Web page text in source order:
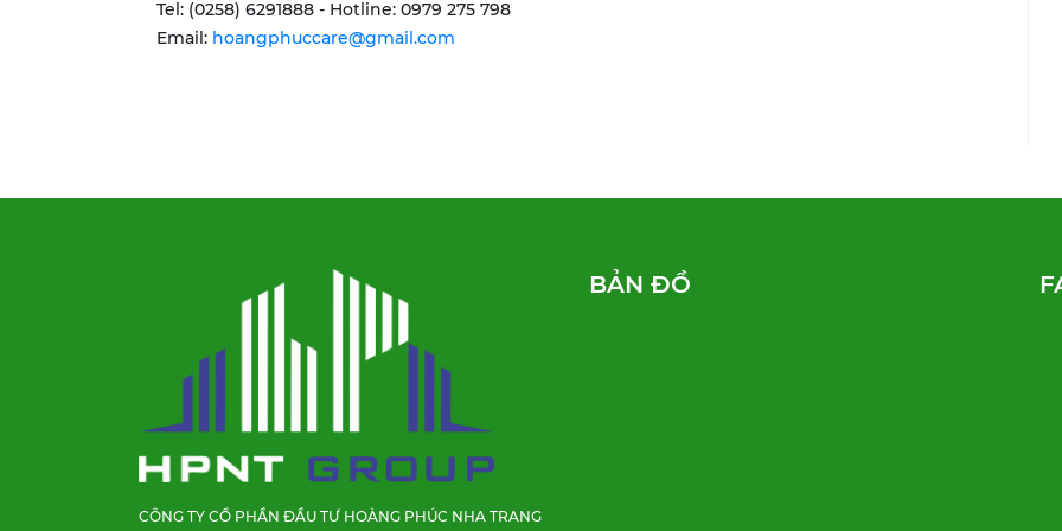
Tel: (0258) 6291888 - Hotline: 0979 275 798
Email: hoangphuccare@gmail.com
CÔNG TY CỔ PHẦN ĐẦU TƯ HOÀNG PHÚC NHA TRANG
BẢN ĐỒ